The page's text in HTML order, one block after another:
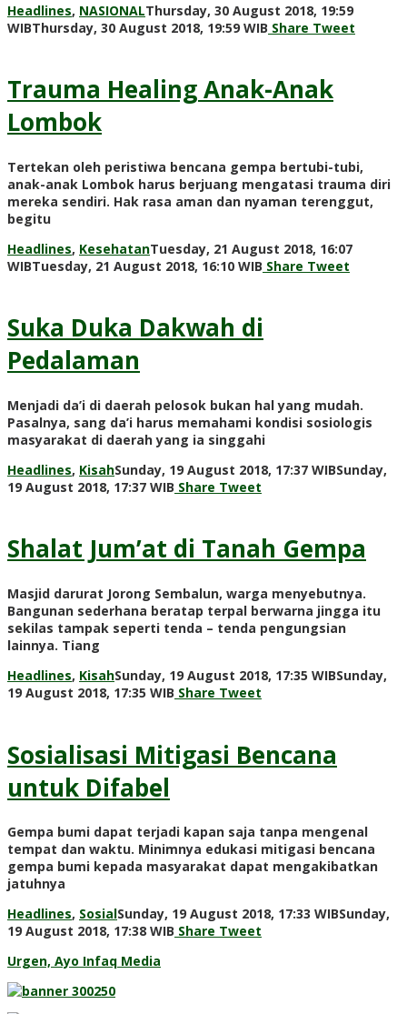
Headlines, NASIONALThursday, 30 August 2018, 19:59
WIBThursday, 30 August 2018, 19:59 WIB by
Share Tweet
Trauma Healing Anak-Anak
Lombok
Tertekan oleh peristiwa bencana gempa bertubi-tubi,
anak-anak Lombok harus berjuang mengatasi trauma diri
mereka sendiri. Hak rasa aman dan nyaman terenggut,
begitu
Headlines, KesehatanTuesday, 21 August 2018, 16:07
WIBTuesday, 21 August 2018, 16:10 WIB by
Share Tweet
Suka Duka Dakwah di
Pedalaman
Menjadi da’i di daerah pelosok bukan hal yang mudah.
Pasalnya, sang da’i harus memahami kondisi sosiologis
masyarakat di daerah yang ia singgahi
Headlines, KisahSunday, 19 August 2018, 17:37 WIBSunday,
19 August 2018, 17:37 WIB by
Share Tweet
Shalat Jum’at di Tanah Gempa
Masjid darurat Jorong Sembalun, warga menyebutnya.
Bangunan sederhana beratap terpal berwarna jingga itu
sekilas tampak seperti tenda – tenda pengungsian
lainnya. Tiang
Headlines, KisahSunday, 19 August 2018, 17:35 WIBSunday,
19 August 2018, 17:35 WIB by
Share Tweet
Sosialisasi Mitigasi Bencana
untuk Difabel
Gempa bumi dapat terjadi kapan saja tanpa mengenal
tempat dan waktu. Minimnya edukasi mitigasi bencana
gempa bumi kepada masyarakat dapat mengakibatkan
jatuhnya
Headlines, SosialSunday, 19 August 2018, 17:33 WIBSunday,
19 August 2018, 17:38 WIB by
Share Tweet
Urgen, Ayo Infaq Media